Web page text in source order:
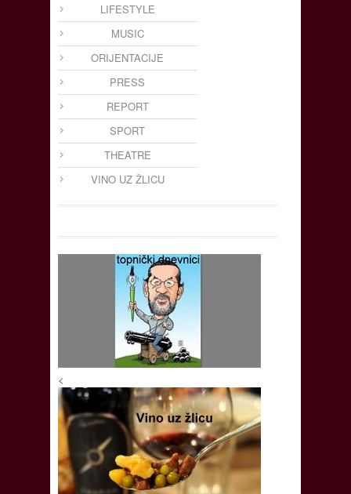
LIFESTYLE
MUSIC
ORIJENTACIJE
PRESS
REPORT
SPORT
THEATRE
VINO UZ ŽLICU
<